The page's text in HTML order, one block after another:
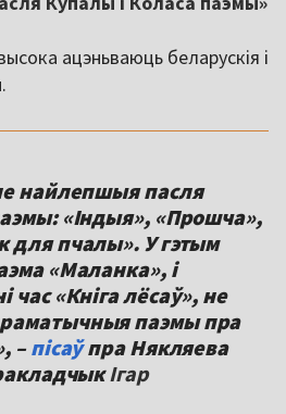
ацэньваюць беларускія і
найлепшыя пасля
«Індыя», «Прошча»,
для пчалы». У гэтым
«Маланка», і
час «Кніга лёсаў», не
паэмы пра
– пісаўпра Някляева
Ігар